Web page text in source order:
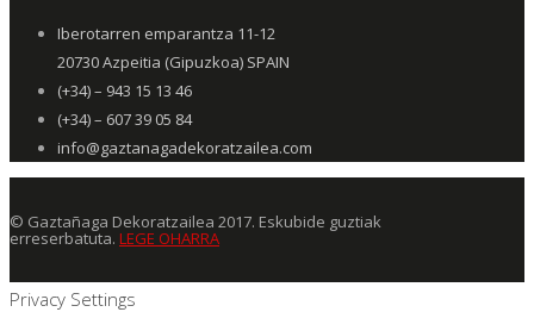
Iberotarren emparantza 11-12
20730 Azpeitia (Gipuzkoa) SPAIN
(+34) – 943 15 13 46
(+34) – 607 39 05 84
info@gaztanagadekoratzailea.com
© Gaztañaga Dekoratzailea 2017. Eskubide guztiak
erreserbatuta. LEGE OHARRA
Privacy Settings